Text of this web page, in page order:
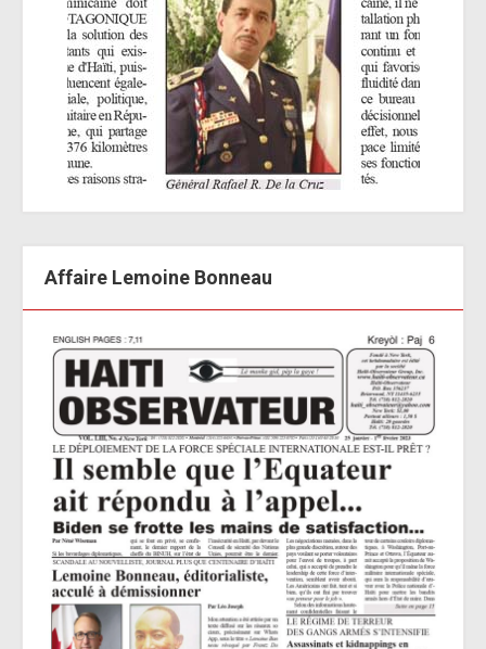
Affaire Lemoine Bonneau